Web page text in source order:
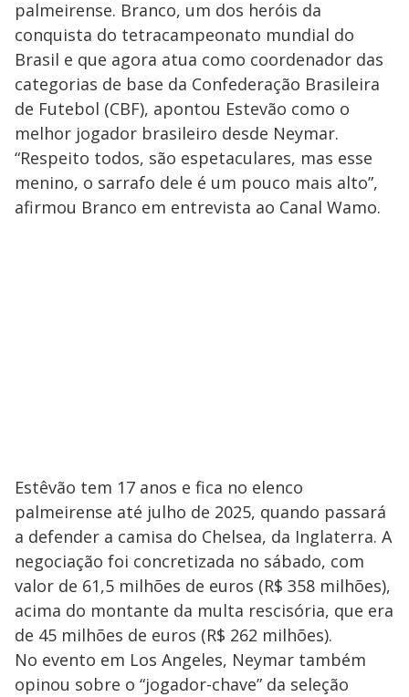
palmeirense. Branco, um dos heróis da
conquista do tetracampeonato mundial do
Brasil e que agora atua como coordenador das
categorias de base da Confederação Brasileira
de Futebol (CBF), apontou Estevão como o
melhor jogador brasileiro desde Neymar.
“Respeito todos, são espetaculares, mas esse
menino, o sarrafo dele é um pouco mais alto”,
afirmou Branco em entrevista ao Canal Wamo.
Estêvão tem 17 anos e fica no elenco
palmeirense até julho de 2025, quando passará
a defender a camisa do Chelsea, da Inglaterra. A
negociação foi concretizada no sábado, com
valor de 61,5 milhões de euros (R$ 358 milhões),
acima do montante da multa rescisória, que era
de 45 milhões de euros (R$ 262 milhões).
No evento em Los Angeles, Neymar também
opinou sobre o “jogador-chave” da seleção